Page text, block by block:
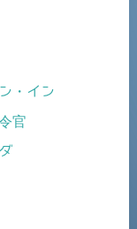
・イン
官